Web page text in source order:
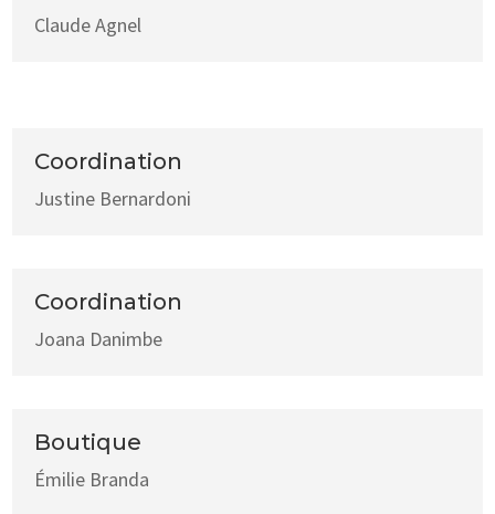
Claude Agnel
Coordination
Justine Bernardoni
Coordination
Joana Danimbe
Boutique
Émilie Branda